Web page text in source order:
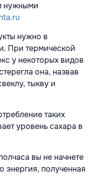
нужными
нужно в
При термической
у некоторых видов
она, назвав
тыкву и
таких
уровень сахара в
вы не начнете
энергия, полученная